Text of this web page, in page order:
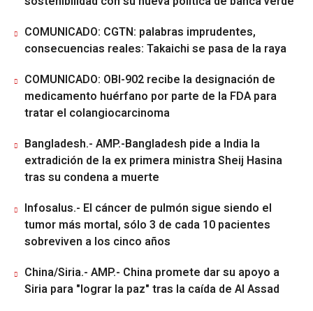
COMUNICADO: CGTN: palabras imprudentes,
consecuencias reales: Takaichi se pasa de la raya
COMUNICADO: OBI-902 recibe la designación de
medicamento huérfano por parte de la FDA para
tratar el colangiocarcinoma
Bangladesh.- AMP.-Bangladesh pide a India la
extradición de la ex primera ministra Sheij Hasina
tras su condena a muerte
Infosalus.- El cáncer de pulmón sigue siendo el
tumor más mortal, sólo 3 de cada 10 pacientes
sobreviven a los cinco años
China/Siria.- AMP.- China promete dar su apoyo a
Siria para "lograr la paz" tras la caída de Al Assad